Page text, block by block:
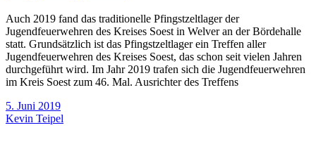
Auch 2019 fand das traditionelle Pfingstzeltlager der
Jugendfeuerwehren des Kreises Soest in Welver an der Bördehalle
statt. Grundsätzlich ist das Pfingstzeltlager ein Treffen aller
Jugendfeuerwehren des Kreises Soest, das schon seit vielen Jahren
durchgeführt wird. Im Jahr 2019 trafen sich die Jugendfeuerwehren
im Kreis Soest zum 46. Mal. Ausrichter des Treffens
5. Juni 2019
Kevin Teipel